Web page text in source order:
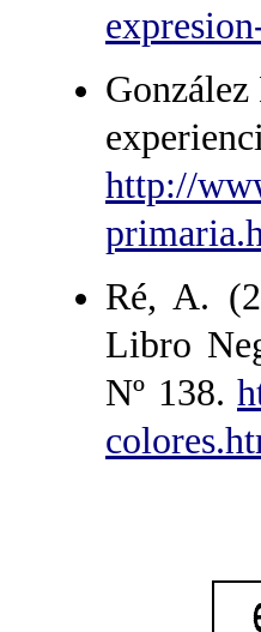
http://
Ré, A.
Libro
Nº 138.